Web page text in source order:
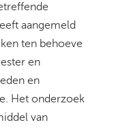
aangemeld
ten behoeve
en
en
Het onderzoek
van